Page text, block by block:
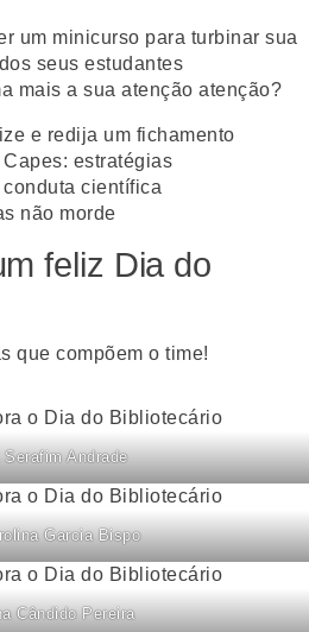
um minicurso para turbinar sua
seus estudantes
mais a sua atenção atenção?
e redija um fichamento
estratégias
científica
não morde
feliz Dia do
que compõem o time!
Serafim Andrade
Garcia Bispo
Cândido Pereira